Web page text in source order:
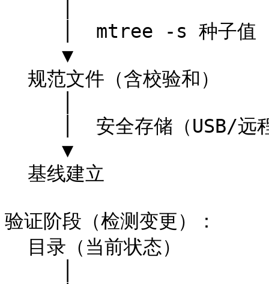
验证阶段（检测变更）：